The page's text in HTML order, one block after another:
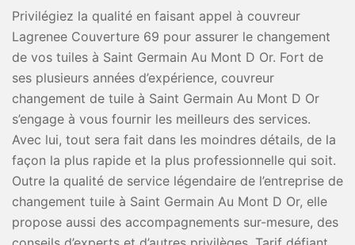
Privilégiez la qualité en faisant appel à couvreur
Lagrenee Couverture 69 pour assurer le changement
de vos tuiles à Saint Germain Au Mont D Or. Fort de
ses plusieurs années d’expérience, couvreur
changement de tuile à Saint Germain Au Mont D Or
s’engage à vous fournir les meilleurs des services.
Avec lui, tout sera fait dans les moindres détails, de la
façon la plus rapide et la plus professionnelle qui soit.
Outre la qualité de service légendaire de l’entreprise de
changement tuile à Saint Germain Au Mont D Or, elle
propose aussi des accompagnements sur-mesure, des